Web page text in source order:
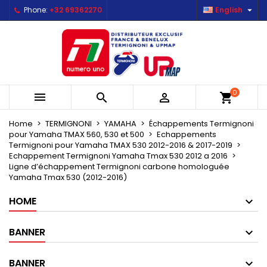
Phone: +32 69362270 English 
   shopping_cart0
Home TERMIGNONI YAMAHA
Échappements Termignoni
pour Yamaha TMAX 560, 530 et 500
Echappements
Termignoni pour Yamaha TMAX 530 2012-2016 & 2017-2019
Echappement Termignoni Yamaha Tmax 530 2012 a 2016
Ligne d’échappement Termignoni carbone homologuée
Yamaha Tmax 530 (2012-2016)
HOME
BANNER
BANNER
Mes listes d'envies ×
Créer une nouvelle liste
Create wishlist ×
Wishlist name
Sign in ×
You need to be logged in to save products in your
Cancel Sign in